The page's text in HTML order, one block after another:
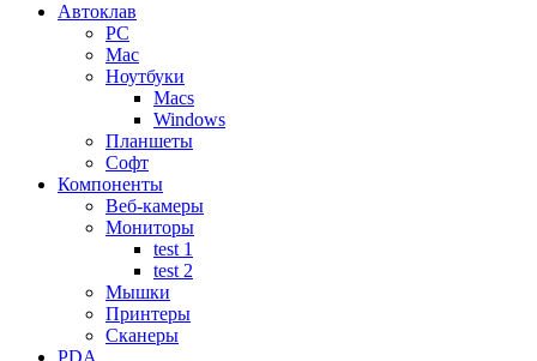
Автоклав
PC
Mac
Ноутбуки
Macs
Windows
Планшеты
Софт
Компоненты
Веб-камеры
Мониторы
test 1
test 2
Мышки
Принтеры
Сканеры
PDA